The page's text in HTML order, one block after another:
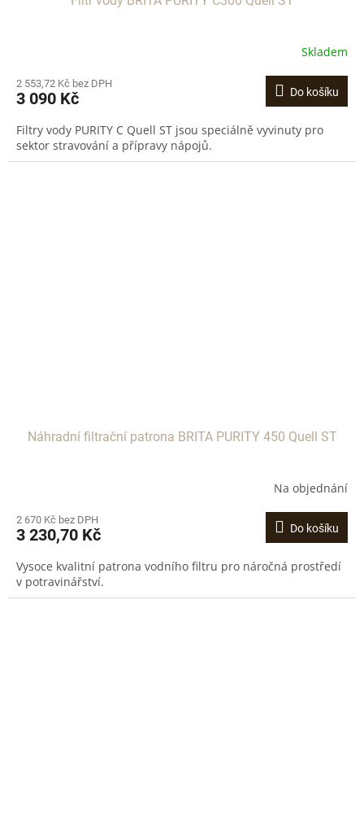
Skladem
2 553,72 Kč bez DPH
3 090 Kč Do košíku
Filtry vody PURITY C Quell ST jsou speciálně vyvinuty pro
sektor stravování a přípravy nápojů.
Náhradní filtrační patrona BRITA PURITY 450 Quell ST
Na objednání
2 670 Kč bez DPH
3 230,70 Kč Do košíku
Vysoce kvalitní patrona vodního filtru pro náročná prostředí
v potravinářství.